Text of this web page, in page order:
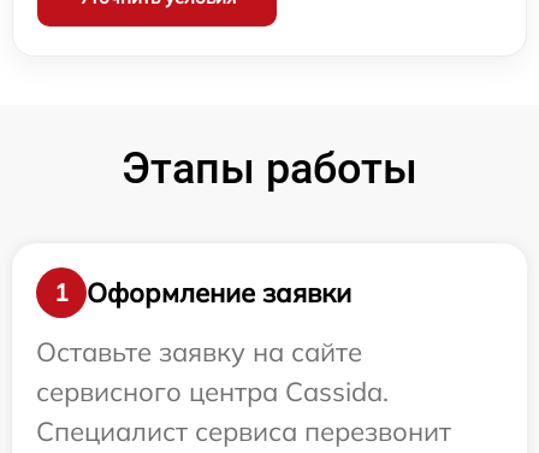
Этапы работы
1
Оформление заявки
Оставьте заявку на сайте
сервисного центра Cassida.
Специалист сервиса перезвонит